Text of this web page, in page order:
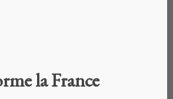
la France